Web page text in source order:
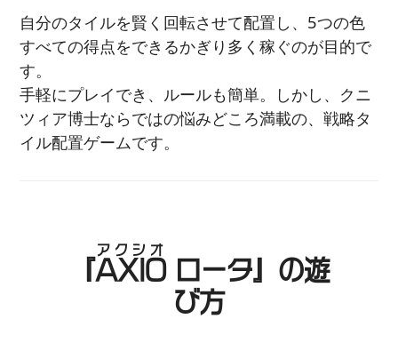
自分のタイルを賢く回転させて配置し、5つの色
すべての得点をできるかぎり多く稼ぐのが目的で
す。
手軽にプレイでき、ルールも簡単。しかし、クニ
ツィア博士ならではの悩みどころ満載の、戦略タ
イル配置ゲームです。
『AXIO
アクシオ
ロータ』 の遊
び方